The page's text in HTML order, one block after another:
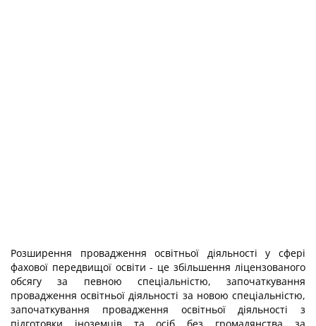
Розширення провадження освітньої діяльності у сфері
фахової передвищої освіти - це збільшення ліцензованого
обсягу за певною спеціальністю, започаткування
провадження освітньої діяльності за новою спеціальністю,
започаткування провадження освітньої діяльності з